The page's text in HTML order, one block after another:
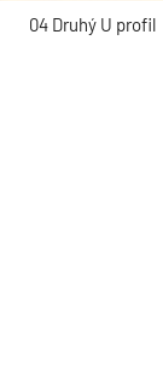
04 Druhý U profil